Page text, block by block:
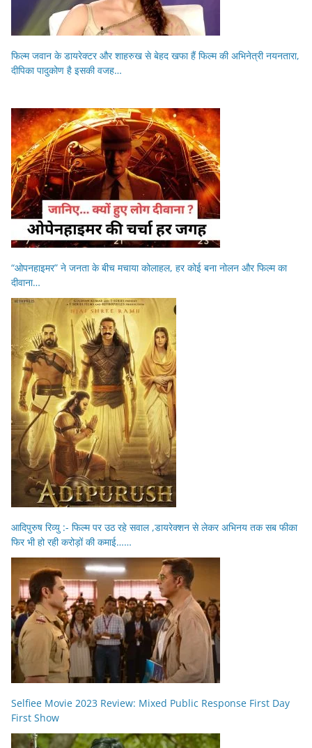
फिल्म जवान के डायरेक्टर और शाहरुख से बेहद खफा हैं फिल्म की अभिनेत्री नयनतारा,
दीपिका पादुकोण है इसकी वजह…
“ओपनहाइमर” ने जनता के बीच मचाया कोलाहल, हर कोई बना नोलन और फिल्म का
दीवाना…
आदिपुरुष रिव्यु :- फिल्म पर उठ रहे सवाल ,डायरेक्शन से लेकर अभिनय तक सब फीका
फिर भी हो रही करोड़ों की कमाई……
Selfiee Movie 2023 Review: Mixed Public Response First Day
First Show